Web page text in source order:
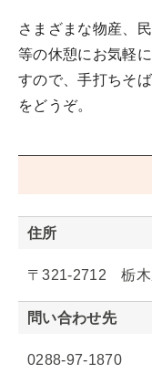
さまざまな物産、
等の休憩にお気軽
すので、手打ちそ
をどうぞ。
住所
〒321-2712 栃木
問い合わせ先
0288-97-1870